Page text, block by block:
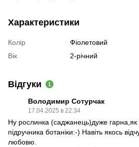
Характеристики
Колір
Фіолетовий
Вік
2-річний
Відгуки 1
Володимир Сотурчак
17.04.2025 в 22:34
Ну рослинка (саджанець)дуже
підручника ботаніки:-) Навіть якось
любовю.